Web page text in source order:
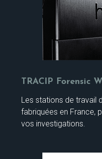
TRACIP Forensic
Les stations de travail
fabriquées en France,
vos investigations.